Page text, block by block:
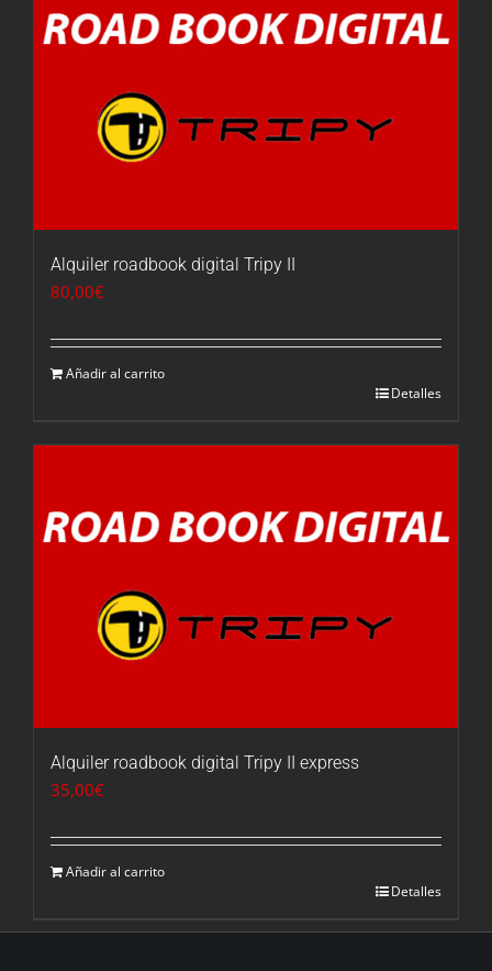
Alquiler roadbook digital Tripy II
80,00€
Añadir al carrito
Detalles
Alquiler roadbook digital Tripy II express
35,00€
Añadir al carrito
Detalles